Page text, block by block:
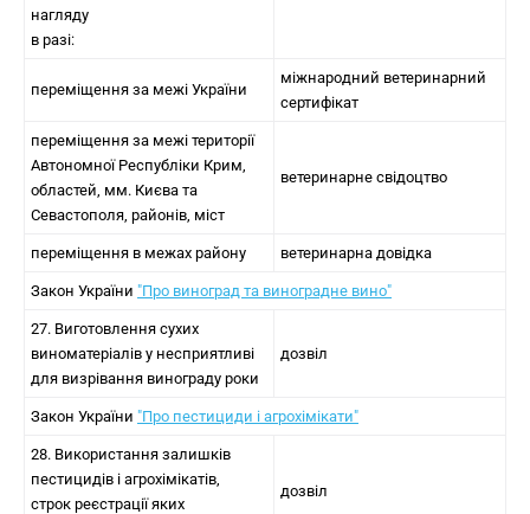
нагляду
в разі:
переміщення за межі України
міжнародний ветеринарний
сертифікат
переміщення за межі території
Автономної Республіки Крим,
областей, мм. Києва та
Севастополя, районів, міст
ветеринарне свідоцтво
переміщення в межах району ветеринарна довідка
Закон України "Про виноград та виноградне вино"
27. Виготовлення сухих
виноматеріалів у несприятливі
для визрівання винограду роки
дозвіл
Закон України "Про пестициди і агрохімікати"
28. Використання залишків
пестицидів і агрохімікатів,
строк реєстрації яких
дозвіл